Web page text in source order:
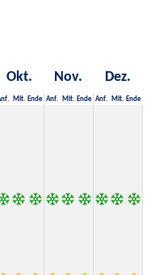
Okt. Nov. Dez.
Mit. Ende Anf. Mit. Ende Anf. Mit. Ende